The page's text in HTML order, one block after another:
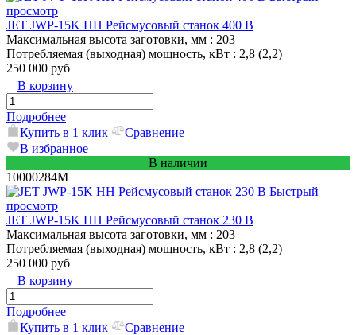
просмотр
JET JWP-15K HH Рейсмусовый станок 400 В
Максимальная высота заготовки, мм : 203
Потребляемая (выходная) мощность, кВт : 2,8 (2,2)
250 000 руб
В корзину
Подробнее
Купить в 1 клик
Сравнение
В избранное
В наличии
10000284M
Быстрый
просмотр
JET JWP-15K HH Рейсмусовый станок 230 В
Максимальная высота заготовки, мм : 203
Потребляемая (выходная) мощность, кВт : 2,8 (2,2)
250 000 руб
В корзину
Подробнее
Купить в 1 клик
Сравнение